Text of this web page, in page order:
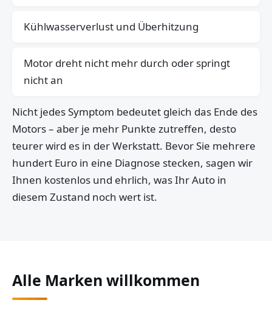
Kühlwasserverlust und Überhitzung
Motor dreht nicht mehr durch oder springt
nicht an
Nicht jedes Symptom bedeutet gleich das Ende des
Motors – aber je mehr Punkte zutreffen, desto
teurer wird es in der Werkstatt. Bevor Sie mehrere
hundert Euro in eine Diagnose stecken, sagen wir
Ihnen kostenlos und ehrlich, was Ihr Auto in
diesem Zustand noch wert ist.
Alle Marken willkommen